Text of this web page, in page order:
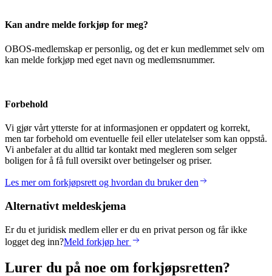
Kan andre melde forkjøp for meg?
OBOS-medlemskap er personlig, og det er kun medlemmet selv om
kan melde forkjøp med eget navn og medlemsnummer.
Forbehold
Vi gjør vårt ytterste for at informasjonen er oppdatert og korrekt,
men tar forbehold om eventuelle feil eller utelatelser som kan oppstå.
Vi anbefaler at du alltid tar kontakt med megleren som selger
boligen for å få full oversikt over betingelser og priser.
Les mer om forkjøpsrett og hvordan du bruker den
Alternativt meldeskjema
Er du et juridisk medlem eller er du en privat person og får ikke
logget deg inn?Meld forkjøp her
Lurer du på noe om forkjøpsretten?